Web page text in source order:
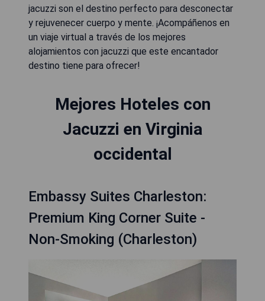
jacuzzi son el destino perfecto para desconectar
y rejuvenecer cuerpo y mente. ¡Acompáñenos en
un viaje virtual a través de los mejores
alojamientos con jacuzzi que este encantador
destino tiene para ofrecer!
Mejores Hoteles con
Jacuzzi en Virginia
occidental
Embassy Suites Charleston:
Premium King Corner Suite -
Non-Smoking (Charleston)